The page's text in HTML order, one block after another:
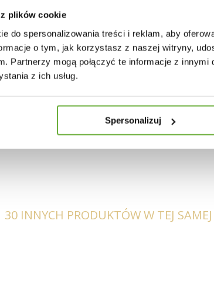
plików cookie
do spersonalizowania treści i reklam, aby
o tym, jak korzystasz z naszej witryny,
Partnerzy mogą połączyć te informacje z innymi
z ich usług.
Spersonalizuj
tekowe
ręcznie, a przez to, że jest produktem
takie jak dziury, pęknięcia i nierówności to cechy
sprzedawany bez szklanego blatu - jest on dostępny w
30 INNYCH PRODUKTÓW W TEJ